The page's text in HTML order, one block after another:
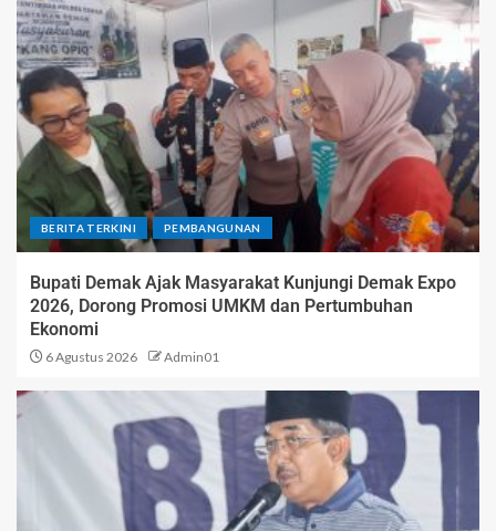
BERITA TERKINI PEMBANGUNAN
Bupati Demak Ajak Masyarakat Kunjungi Demak Expo
2026, Dorong Promosi UMKM dan Pertumbuhan
Ekonomi
6 Agustus 2026 Admin01